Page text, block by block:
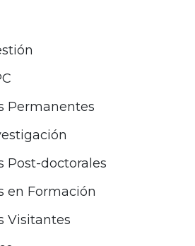
Permanentes
Post-doctorales
en Formación
Visitantes